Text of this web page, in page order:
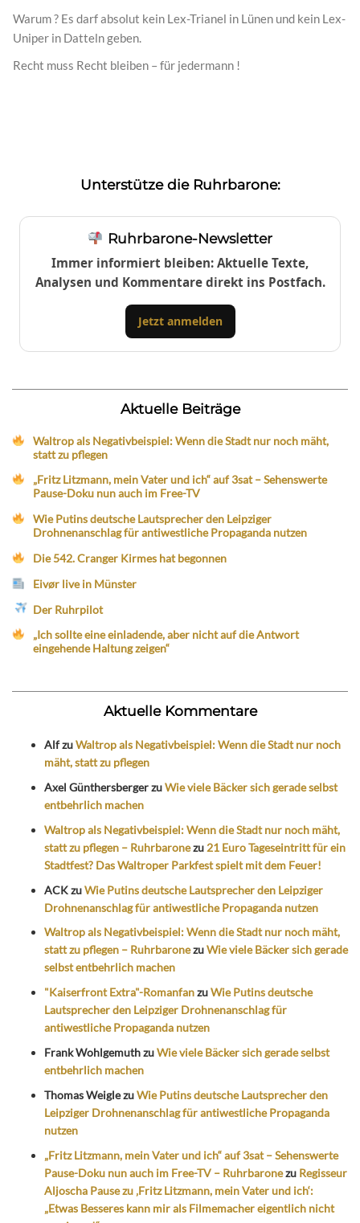
Warum ? Es darf absolut kein Lex-Trianel in Lünen und kein Lex-
Uniper in Datteln geben.
Recht muss Recht bleiben – für jedermann !
Unterstütze die Ruhrbarone:
Ruhrbarone-Newsletter
Immer informiert bleiben: Aktuelle Texte,
Analysen und Kommentare direkt ins Postfach.
Jetzt anmelden
Aktuelle Beiträge
Waltrop als Negativbeispiel: Wenn die Stadt nur noch mäht,
statt zu pflegen
„Fritz Litzmann, mein Vater und ich“ auf 3sat – Sehenswerte
Pause-Doku nun auch im Free-TV
Wie Putins deutsche Lautsprecher den Leipziger
Drohnenanschlag für antiwestliche Propaganda nutzen
Die 542. Cranger Kirmes hat begonnen
Eivør live in Münster
Der Ruhrpilot
„Ich sollte eine einladende, aber nicht auf die Antwort
eingehende Haltung zeigen“
Aktuelle Kommentare
AlfzuWaltrop als Negativbeispiel: Wenn die Stadt nur noch
mäht, statt zu pflegen
Axel GünthersbergerzuWie viele Bäcker sich gerade selbst
entbehrlich machen
Waltrop als Negativbeispiel: Wenn die Stadt nur noch mäht,
statt zu pflegen – Ruhrbaronezu 21 Euro Tageseintritt für ein
Stadtfest? Das Waltroper Parkfest spielt mit dem Feuer!
ACKzuWie Putins deutsche Lautsprecher den Leipziger
Drohnenanschlag für antiwestliche Propaganda nutzen
Waltrop als Negativbeispiel: Wenn die Stadt nur noch mäht,
statt zu pflegen – RuhrbaronezuWie viele Bäcker sich gerade
selbst entbehrlich machen
"Kaiserfront Extra"-RomanfanzuWie Putins deutsche
Lautsprecher den Leipziger Drohnenanschlag für
antiwestliche Propaganda nutzen
Frank WohlgemuthzuWie viele Bäcker sich gerade selbst
entbehrlich machen
Thomas WeiglezuWie Putins deutsche Lautsprecher den
Leipziger Drohnenanschlag für antiwestliche Propaganda
nutzen
„Fritz Litzmann, mein Vater und ich“ auf 3sat – Sehenswerte
Pause-Doku nun auch im Free-TV – Ruhrbaronezu Regisseur
Aljoscha Pause zu ‚Fritz Litzmann, mein Vater und ich‘:
„Etwas Besseres kann mir als Filmemacher eigentlich nicht